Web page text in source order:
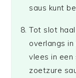
saus kunt
Tot slot
overlangs
vlees in een
zoetzure